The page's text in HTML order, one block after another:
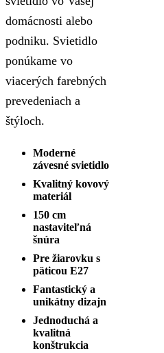
domácnosti alebo
podniku. Svietidlo
ponúkame vo
viacerých farebných
prevedeniach a
štýloch.
Moderné
závesné svietidlo
Kvalitný kovový
materiál
150 cm
nastaviteľná
šnúra
Pre žiarovku s
päticou E27
Fantastický a
unikátny dizajn
Jednoduchá a
kvalitná
konštrukcia